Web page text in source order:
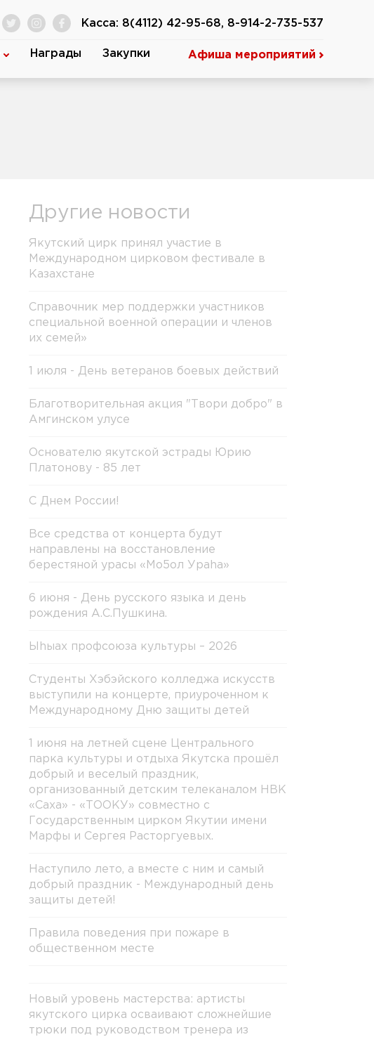
Касса: 8(4112) 42-95-68, 8-914-2-735-537
Награды Закупки Афиша мероприятий
Другие новости
Якутский цирк принял участие в
Международном цирковом фестивале в
Казахстане
Справочник мер поддержки участников
специальной военной операции и членов
их семей»
1 июля - День ветеранов боевых действий
Благотворительная акция "Твори добро" в
Амгинском улусе
Основателю якутской эстрады Юрию
Платонову - 85 лет
С Днем России!
Все средства от концерта будут
направлены на восстановление
берестяной урасы «Мо5ол Ураhа»
6 июня - День русского языка и день
рождения А.С.Пушкина.
Ыhыах профсоюза культуры – 2026
Студенты Хэбэйского колледжа искусств
выступили на концерте, приуроченном к
Международному Дню защиты детей
1 июня на летней сцене Центрального
парка культуры и отдыха Якутска прошёл
добрый и веселый праздник,
организованный детским телеканалом НВК
«Саха» - «ТООКУ» совместно с
Государственным цирком Якутии имени
Марфы и Сергея Расторгуевых.
Наступило лето, а вместе с ним и самый
добрый праздник - Международный день
защиты детей!
Правила поведения при пожаре в
общественном месте
Новый уровень мастерства: артисты
якутского цирка осваивают сложнейшие
трюки под руководством тренера из